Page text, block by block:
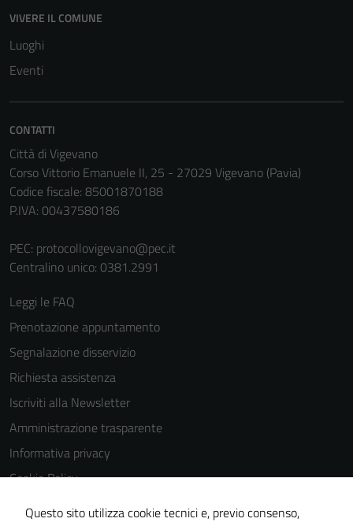
VIVERE IL COMUNE
Luoghi
Eventi
CONTATTI
Città di Vigevano
Corso Vittorio Emanuele II, 25 - 27029 Vigevano (Pavia)
Codice fiscale: 85001870188
P.IVA: 00437580186
PEC: protocollovigevano@pec.it
Centralino unico: 0381.2991
Leggi le FAQ
Prenotazione appuntamento
Segnalazione disservizio
Richiesta assistenza
Iscriviti alla Newsletter
Amministrazione trasparente
Informativa privacy
Cookie Policy
Media policy
Questo sito utilizza cookie tecnici e, previo consenso,